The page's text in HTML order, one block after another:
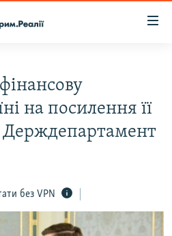
на посилення її
Держдепартамент
без VPN